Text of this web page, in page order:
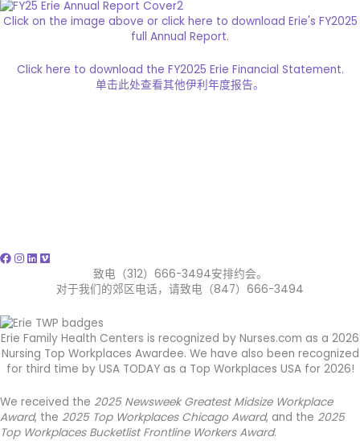
Click on the image above or click here to download Erie's FY2025
full Annual Report.
Click here to download the FY2025 Erie Financial Statement.
单击此处查看其他伊利年度报告。
致电（312）666-3494安排约会。
对于我们的郊区电话，请致电（847）666-3494
Erie Family Health Centers is recognized by Nurses.com as a 2026
Nursing Top Workplaces Awardee. We have also been recognized
for third time by USA TODAY as a Top Workplaces USA for 2026!
We received the 2025 Newsweek Greatest Midsize Workplace
Award, the 2025 Top Workplaces Chicago Award, and the 2025
Top Workplaces Bucketlist Frontline Workers Award.